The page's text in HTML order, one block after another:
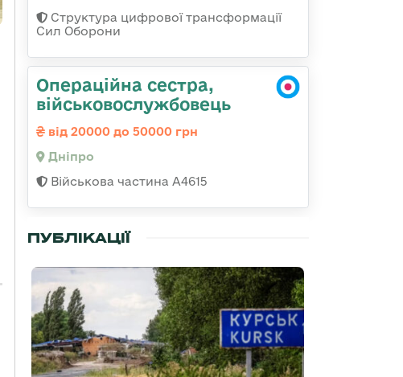
Структура цифрової трансформації
Сил Оборони
Операційна сестра,
військовослужбовець
від 20000 до 50000 грн
Дніпро
Військова частина А4615
ПУБЛІКАЦІЇ